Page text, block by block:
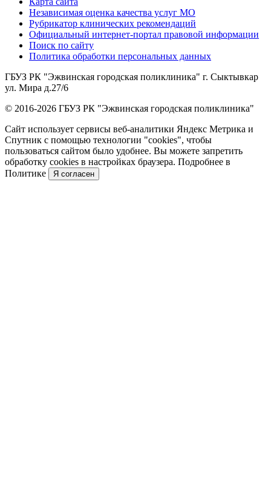
Независимая оценка качества услуг МО
Рубрикатор клинических рекомендаций
Официальный интернет-портал правовой информации
Поиск по сайту
Политика обработки персональных данных
ГБУЗ РК "Эжвинская городская поликлиника" г. Сыктывкар
ул. Мира д.27/6
© 2016-2026 ГБУЗ РК "Эжвинская городская поликлиника"
Сайт использует сервисы веб-аналитики Яндекс Метрика и
Спутник с помощью технологии "cookies", чтобы
пользоваться сайтом было удобнее. Вы можете запретить
обработку cookies в настройках браузера. Подробнее в
Политике
Я согласен